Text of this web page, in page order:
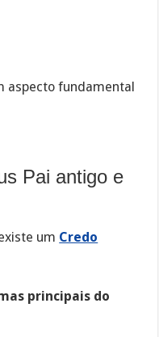
aspecto fundamental
Pai antigo e
um Credo
principais do